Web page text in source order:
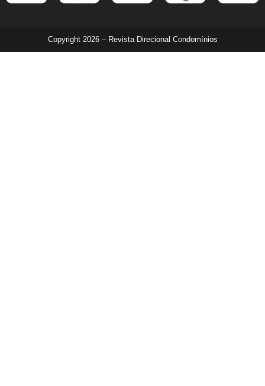
Copyright 2026 – Revista Direcional Condomínios